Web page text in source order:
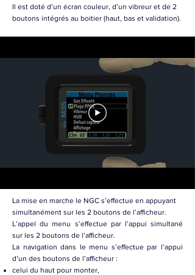
Il est doté d’un écran couleur, d’un vibreur et de 2
boutons intégrés au boitier (haut, bas et validation).
​La mise en marche le NGC s’effectue en appuyant
simultanément sur les 2 boutons de l’afficheur.
L’appel du menu s’effectue par l’appui simultané
sur les 2 boutons de l’afficheur.
La navigation dans le menu s’effectue par l’appui
d’un des boutons de l’afficheur :
celui du haut pour monter,